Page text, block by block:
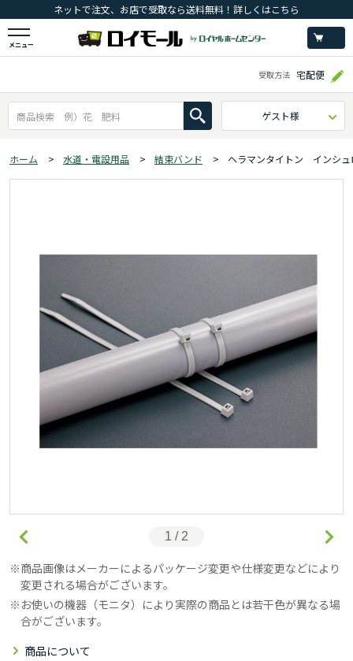
ネットで注文、お店で受取なら送料無料！詳しくはこちら
メニュー
受取方法 宅配便
ゲスト様
ホーム > 水道・電設用品 > 結束バンド > ヘラマンタイトン インシ
1 / 2
商品画像はメーカーによるパッケージ変更や仕様変更などにより
変更される場合がございます。
お使いの機器（モニタ）により実際の商品とは若干色が異なる場
合がございます。
商品について